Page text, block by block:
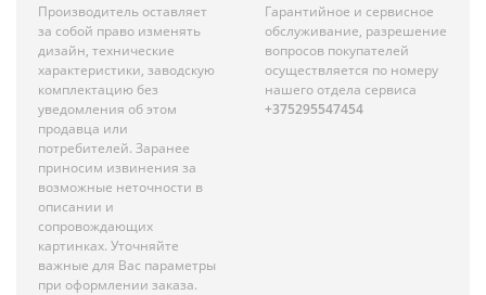
Производитель оставляет
за собой право изменять
дизайн, технические
характеристики, заводскую
комплектацию без
уведомления об этом
продавца или
потребителей. Заранее
приносим извинения за
возможные неточности в
описании и
сопровождающих
картинках. Уточняйте
важные для Вас параметры
при оформлении заказа.
Гарантийное и сервисное
обслуживание, разрешение
вопросов покупателей
осуществляется по номеру
нашего отдела сервиса
+375295547454